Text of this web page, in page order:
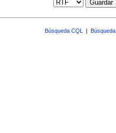
Guardar
Búsqueda CQL